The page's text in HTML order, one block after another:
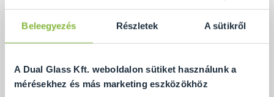
Beleegyezés Részletek A sütikről
A Dual Glass Kft. weboldalon sütiket használunk a
mérésekhez és más marketing eszközökhöz
Az S8-as típusú zuhanykabin jellemzői